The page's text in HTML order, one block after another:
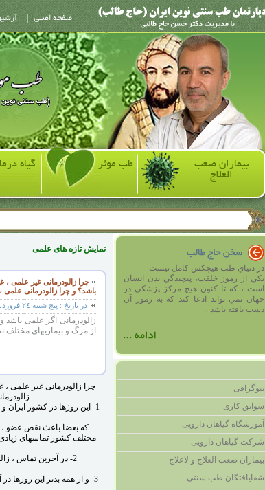
طب موثر گیاه
بیماران صعب
العلاج
نمایش تازه های علمی
چرا زالودرمانی غیر علمی
باشد؟ و چرا زالودرمانی
در تاریخ : پنج شنبه ٢٤ فروردین ١٣٩٦
زالودرمانی اگر علمی باشد
از مرگ و بیماریهای
چرا زالودرمانی غیر علمی
1- این روزها در کشور
که بعضا باعث نقص عضو ،
مختلف کشور تماسهای
2- در آخرین تماس ، زالودرمانی نادرست و غیر علمی توسط یکی از همکاران پزشک باعث قطع پای یک بیمارشده بود
3- و از همه بدتر این روزها
در دنياي طب هيچکس کامل نيست
يکي از رموز خلقت، پيچيدگي بدن انسان
است ، که تا کنون هيچ مرکز پزشکي در
جهان نمي تواند ادعا کند که به رموز آن
دست يافته باشد .
بیوگرافی
سوابق کاری
آموزشگاه گیاهان دارویی
شرکت گیاهان دارویی
بیماران صعب العلاج و لاعلاج
شفایافتگان طب سنتی